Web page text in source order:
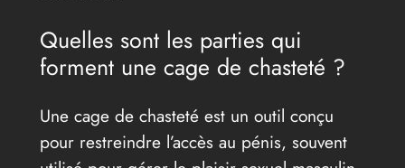
Quelles sont les parties qui
forment une cage de chasteté ?
Une cage de chasteté est un outil conçu
pour restreindre l’accès au pénis, souvent